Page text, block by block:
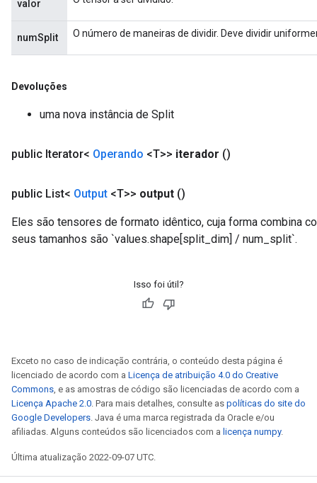
valor
numSplit O número de maneiras de dividir. Deve dividir
Devoluções
uma nova instância de Split
public Iterator< Operando <T>> iterador ()
public List< Output <T>> output ()
Eles são tensores de formato idêntico, cuja forma combina
seus tamanhos são `values.shape[split_dim] / num_split`.
Isso foi útil?
Exceto no caso de indicação contrária, o conteúdo desta página é
licenciado de acordo com a Licença de atribuição 4.0 do Creative
Commons, e as amostras de código são licenciadas de acordo com a
Licença Apache 2.0. Para mais detalhes, consulte as políticas do site do
Google Developers. Java é uma marca registrada da Oracle e/ou
afiliadas. Alguns conteúdos são licenciados com a licença numpy.
Última atualização 2022-09-07 UTC.